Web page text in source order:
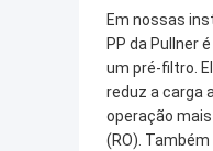
Em nossas
PP da Pullner
um pré-filtro.
reduz a carga
operação
(RO).